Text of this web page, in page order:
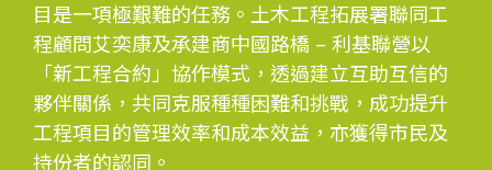
資訊中心
目是一項極艱難的任務。土木工程拓展署聯同工
程顧問艾奕康及承建商中國路橋 – 利基聯營以
「新工程合約」協作模式，透過建立互助互信的
夥伴關係，共同克服種種困難和挑戰，成功提升
工程項目的管理效率和成本效益，亦獲得市民及
持份者的認同。